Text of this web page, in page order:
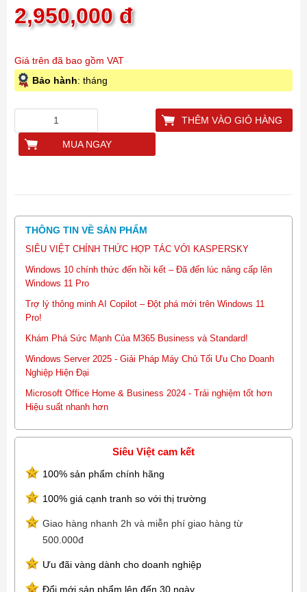
2,950,000đ
Giá trên đã bao gồm VAT
Bảo hành: tháng
THÊM VÀO GIỎ HÀNG
MUA NGAY
THÔNG TIN VỀ SẢN PHẨM
SIÊU VIỆT CHÍNH THỨC HỢP TÁC VỚI KASPERSKY
Windows 10 chính thức đến hồi kết – Đã đến lúc nâng cấp lên
Windows 11 Pro
Trợ lý thông minh AI Copilot – Đột phá mới trên Windows 11
Pro!
Khám Phá Sức Mạnh Của M365 Business và Standard!
Windows Server 2025 - Giải Pháp Máy Chủ Tối Ưu Cho Doanh
Nghiệp Hiện Đại
Microsoft Office Home & Business 2024 - Trải nghiệm tốt hơn
Hiệu suất nhanh hơn
Siêu Việt cam kết
100% sản phẩm chính hãng
100% giá cạnh tranh so với thị trường
Giao hàng nhanh 2h và miễn phí giao hàng từ
500.000đ
Ưu đãi vàng dành cho doanh nghiệp
Đổi mới sản phẩm lên đến 30 ngày